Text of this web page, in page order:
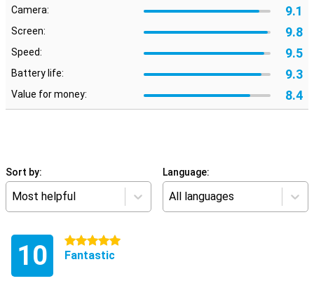
Camera: 9.1
Screen: 9.8
Speed: 9.5
Battery life: 9.3
Value for money: 8.4
Sort by:
Most helpful
Language:
All languages
10 5 stars
Fantastic